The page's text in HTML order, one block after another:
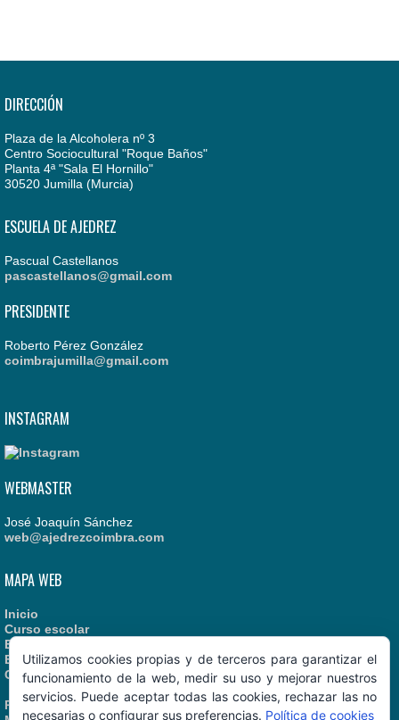
DIRECCIÓN
Plaza de la Alcoholera nº 3
Centro Sociocultural "Roque Baños"
Planta 4ª "Sala El Hornillo"
30520 Jumilla (Murcia)
ESCUELA DE AJEDREZ
Pascual Castellanos
pascastellanos@gmail.com
PRESIDENTE
Roberto Pérez González
coimbrajumilla@gmail.com
INSTAGRAM
WEBMASTER
José Joaquín Sánchez
web@ajedrezcoimbra.com
MAPA WEB
Inicio
Curso escolar
Estatutos
Enlaces recomendados
Contacto
Política de Cookies
Utilizamos cookies propias y de terceros para garantizar el
funcionamiento de la web, medir su uso y mejorar nuestros
servicios. Puede aceptar todas las cookies, rechazar las no
necesarias o configurar sus preferencias. Política de cookies